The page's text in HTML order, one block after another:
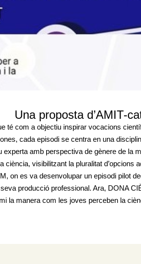
Una proposta d’AMIT-
té com a objectiu inspirar vocacions
cada episodi se centra en una
amb perspectiva de gènere de la
ciència, visibilitzant la pluralitat
on es va desenvolupar un episodi pilot
producció professional. Ara, DONA
la manera com les joves perceben la